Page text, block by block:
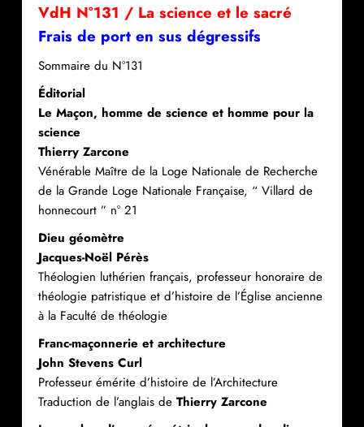
VdH N°131 / La science et le sacré
Frais de port en sus dégressifs
Sommaire du N°131
Éditorial
Le Maçon, homme de science et homme pour la
science
Thierry Zarcone
Vénérable Maître de la Loge Nationale de Recherche
de la Grande Loge Nationale Française, “ Villard de
honnecourt ” n° 21
Dieu géomètre
Jacques-Noël Pérès
Théologien luthérien français, professeur honoraire de
théologie patristique et d’histoire de l’Église ancienne
à la Faculté de théologie
Franc-maçonnerie et architecture
John Stevens Curl
Professeur émérite d’histoire de l’Architecture
Traduction de l’anglais de Thierry Zarcone